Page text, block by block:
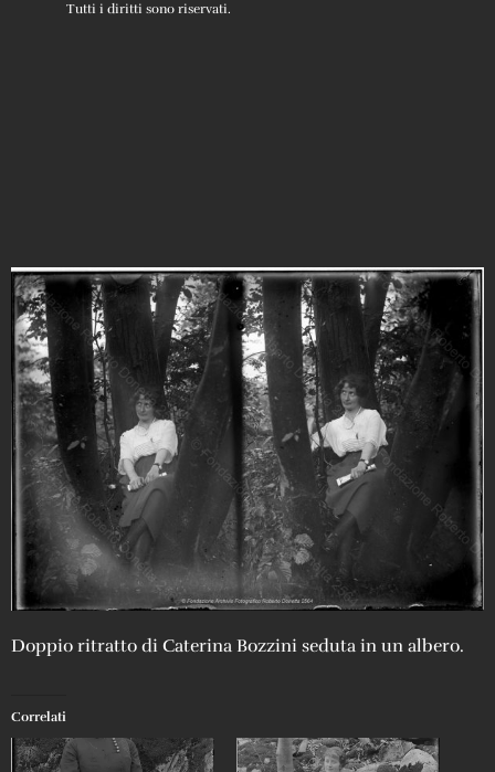
Doppio ritratto di Caterina Bozzini seduta in un albero.
Correlati
Tutti i diritti sono riservati.